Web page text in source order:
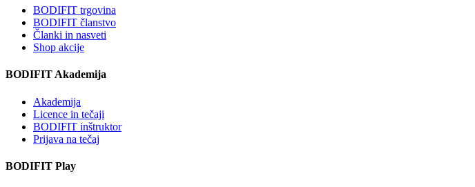
BODIFIT trgovina
BODIFIT članstvo
Članki in nasveti
Shop akcije
BODIFIT Akademija
Akademija
Licence in tečaji
BODIFIT inštruktor
Prijava na tečaj
BODIFIT Play